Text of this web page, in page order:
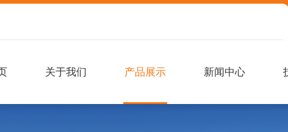
关于我们 产品展示 新闻中心